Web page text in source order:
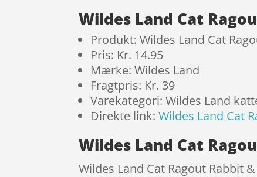
Wildes Land Cat
Produkt: Wildes Land Cat
Pris: Kr. 14.95
Mærke: Wildes Land
Fragtpris: Kr. 39
Varekategori: Wildes Land
Direkte link:Wildes Land Cat
Wildes Land Cat
Wildes Land Cat Ragout Rabbit